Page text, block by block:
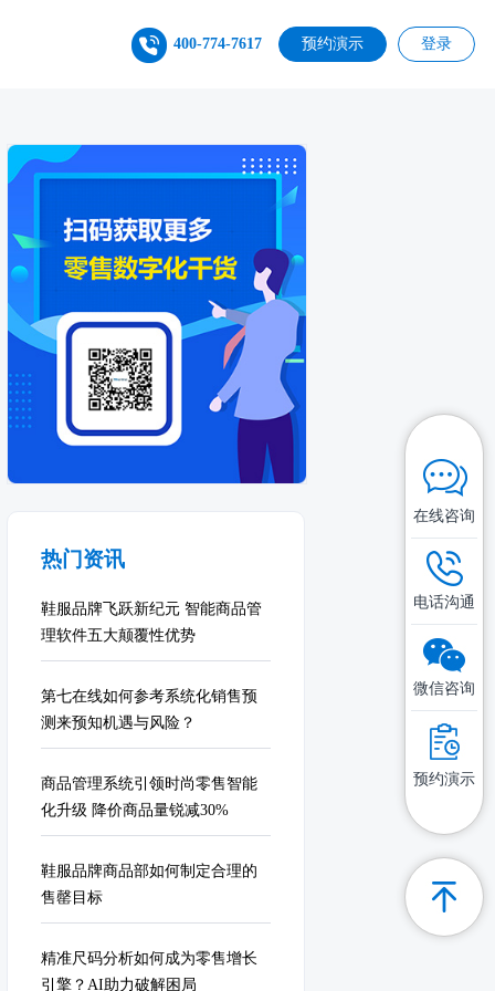
400-774-7617 预约演示 登录
热门资讯
鞋服品牌飞跃新纪元 智能商品管
理软件五大颠覆性优势
第七在线如何参考系统化销售预
测来预知机遇与风险？
商品管理系统引领时尚零售智能
化升级 降价商品量锐减30%
鞋服品牌商品部如何制定合理的
售罄目标
精准尺码分析如何成为零售增长
引擎？AI助力破解困局
在线咨询
电话沟通
微信咨询
预约演示